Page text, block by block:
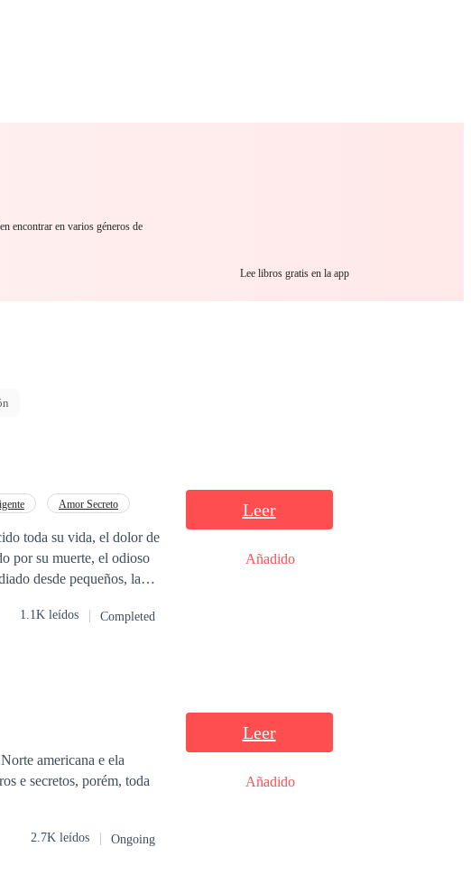
encontrar en varios géneros de
Lee libros gratis en la app
Amor Secreto
toda su vida, el dolor de
por su muerte, el odioso
1.1K leídos Completed
Leer
Añadido
americana e ela
e secretos, porém, toda
2.7K leídos Ongoing
Leer
Añadido